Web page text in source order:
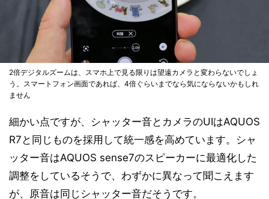
2倍デジタルズームは、スマホ上で見る限りは望遠カメラと変わらないでしょ
う。スマートフォン画面であれば、4倍ぐらいまでなら気にならないかもしれ
ません
細かい点ですが、シャッター音とカメラのUIはAQUOS
R7と同じものを採用して統一感を高めています。シャ
ッター音はAQUOS sense7のスピーカーに最適化した
調整をしているそうで、わずかに異なって聞こえます
が、原音は同じシャッター音だそうです。